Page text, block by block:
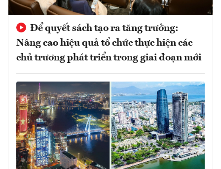
Để quyết sách tạo ra tăng trưởng:
Nâng cao hiệu quả tổ chức thực hiện các
chủ trương phát triển trong giai đoạn mới